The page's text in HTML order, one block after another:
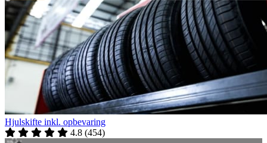
Hjulskifte inkl. opbevaring
4.8 (454)